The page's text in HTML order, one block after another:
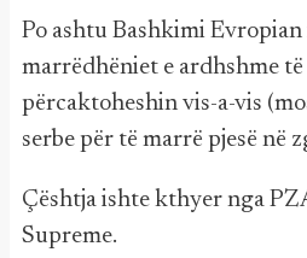
Po ashtu Bashkimi
marrëdhëniet e ardhshme të
përcaktoheshin vis-a-vis
serbe për të marrë pjesë në
Çështja ishte kthyer nga
Supreme.